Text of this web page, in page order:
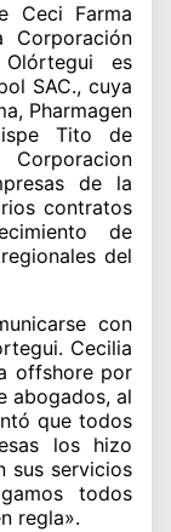
Ceci Farma
Corporación
es
SAC., cuya
Pharmagen
Tito de
de la
contratos
de
del
con
Cecilia
offshore por
abogados, al
que todos
los hizo
sus servicios
todos
regla».